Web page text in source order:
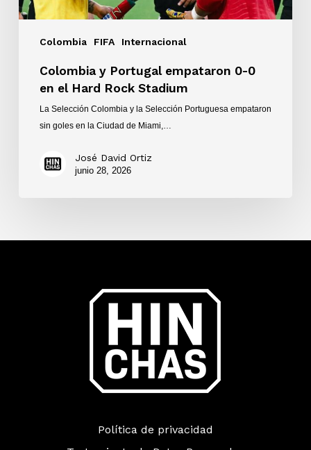
Colombia FIFA Internacional
Stadium
Colombia y Portugal empataron 0-0
en el Hard Rock Stadium
La Selección Colombia y la Selección Portuguesa empataron
sin goles en la Ciudad de Miami,…
José David Ortiz
junio 28, 2026
Política de privacidad